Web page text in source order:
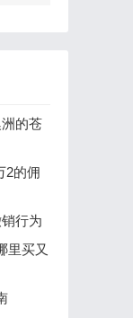
的苍
2的佣
行为
里买又